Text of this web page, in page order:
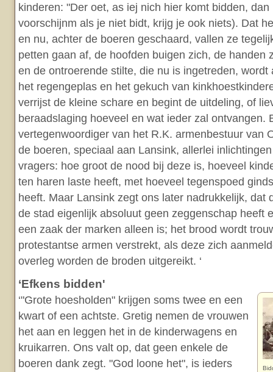
kinderen: "Der oet, as iej nich hier komt bidden,
voorschijnm als je niet bidt, krijg je ook niets). Dat
en nu, achter de boeren geschaard, vallen ze
petten gaan af, de hoofden buigen zich, de handen
en de ontroerende stilte, die nu is ingetreden, wordt
het regengeplas en het gekuch van
verrijst de kleine schare en begint de uitdeling, of
beraadslaging hoeveel en wat ieder zal ontvangen.
vertegenwoordiger van het R.K. armenbestuur van
de boeren, speciaal aan Lansink, allerlei
vragers: hoe groot de nood bij deze is, hoeveel
ten haren laste heeft, met hoeveel tegenspoed
heeft. Maar Lansink zegt ons later nadrukkelijk, dat
de stad eigenlijk absoluut geen zeggenschap heeft
een zaak der marken alleen is; het brood wordt
protestantse armen verstrekt, als deze zich
overleg worden de broden uitgereikt. ‘
‘Efkens bidden'
‘"Grote hoesholden" krijgen soms twee en een
kwart of een achtste. Gretig nemen de vrouwen
het aan en leggen het in de kinderwagens en
kruikarren. Ons valt op, dat geen enkele de
boeren dank zegt. "God loone het", is ieders